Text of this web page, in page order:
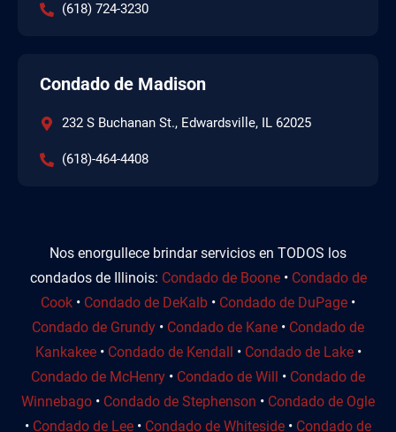
(618) 724-3230
Condado de Madison
232 S Buchanan St., Edwardsville, IL 62025
(618)-464-4408
Nos enorgullece brindar servicios en TODOS los
condados de Illinois: Condado de Boone• Condado de
Cook • Condado de DeKalb • Condado de DuPage •
Condado de Grundy • Condado de Kane • Condado de
Kankakee• Condado de Kendall • Condado de Lake•
Condado de McHenry • Condado de Will • Condado de
Winnebago • Condado de Stephenson • Condado de Ogle
• Condado de Lee • Condado de Whiteside • Condado de